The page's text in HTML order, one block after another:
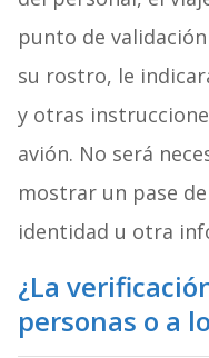
punto de
su rostro, le
y otras
avión. No será
mostrar un pase
identidad u otra
¿La
personas o a